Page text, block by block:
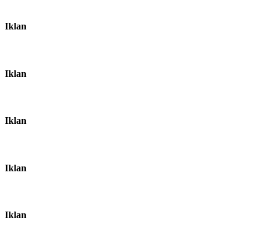
Iklan
Iklan
Iklan
Iklan
Iklan